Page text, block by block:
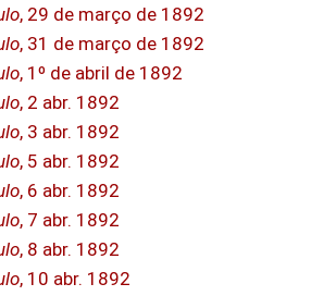
, 29 de março de 1892
, 31 de março de 1892
, 1º de abril de 1892
, 2 abr. 1892
, 3 abr. 1892
, 5 abr. 1892
, 6 abr. 1892
, 7 abr. 1892
, 8 abr. 1892
, 10 abr. 1892